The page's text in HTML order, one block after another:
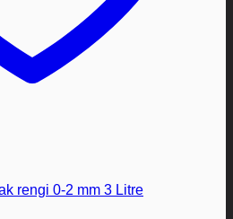
rengi 0-2 mm 3 Litre